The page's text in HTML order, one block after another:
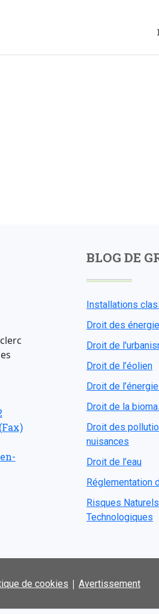
1
BLOG DE
Installations
Droit des
Droit de
Droit de l’éolien
Droit de
Droit de la
Droit des
nuisances
Droit de l’eau
Réglementation
Risques
Technologiques
de cookies | Avertissement